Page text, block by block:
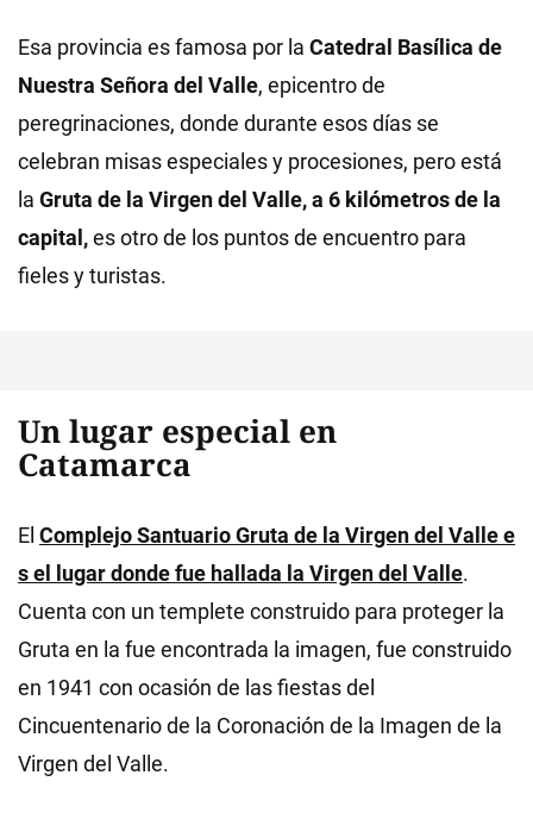
Esa provincia es famosa por la Catedral Basílica de
Nuestra Señora del Valle, epicentro de
peregrinaciones, donde durante esos días se
celebran misas especiales y procesiones, pero está
la Gruta de la Virgen del Valle, a 6 kilómetros de la
capital,es otro de los puntos de encuentro para
fieles y turistas.
Un lugar especial en
Catamarca
El Complejo Santuario Gruta de la Virgen del Valle e
s el lugar donde fue hallada la Virgen del Valle.
Cuenta con un templete construido para proteger la
Gruta en la fue encontrada la imagen, fue construido
en 1941 con ocasión de las fiestas del
Cincuentenario de la Coronación de la Imagen de la
Virgen del Valle.